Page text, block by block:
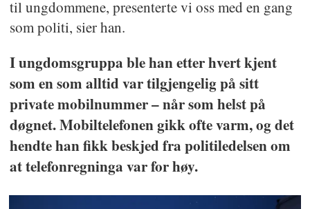
til ungdommene, presenterte vi oss med en gang
som politi, sier han.
I ungdomsgruppa ble han etter hvert kjent
som en som alltid var tilgjengelig på sitt
private mobilnummer – når som helst på
døgnet. Mobiltelefonen gikk ofte varm, og det
hendte han fikk beskjed fra politiledelsen om
at telefonregninga var for høy.